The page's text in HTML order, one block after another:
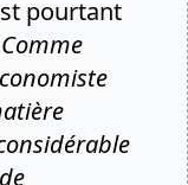
pourtant